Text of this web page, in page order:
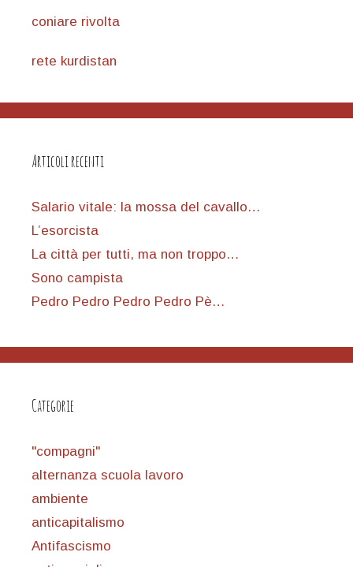
coniare rivolta
rete kurdistan
Articoli recenti
Salario vitale: la mossa del cavallo…
L’esorcista
La città per tutti, ma non troppo…
Sono campista
Pedro Pedro Pedro Pedro Pè…
Categorie
"compagni"
alternanza scuola lavoro
ambiente
anticapitalismo
Antifascismo